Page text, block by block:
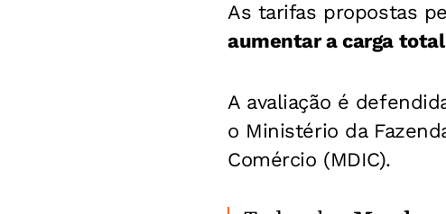
As tarifas propostas
aumentar a carga total
A avaliação é
o Ministério da
Comércio (MDIC).